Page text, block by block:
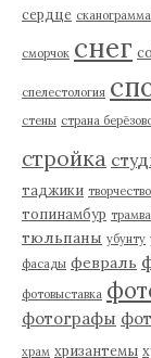
сердце сканограмма
сморчок снег
спелестология
стены страна
стройка
таджики творчество
топинамбур
тюльпаны убунту
фасады февраль
фотовыставка
фотографы
храм хризантемы